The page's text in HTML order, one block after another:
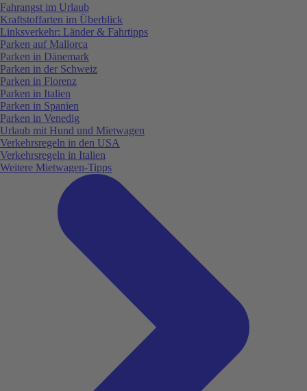
Fahrangst im Urlaub
Kraftstoffarten im Überblick
Linksverkehr: Länder & Fahrtipps
Parken auf Mallorca
Parken in Dänemark
Parken in der Schweiz
Parken in Florenz
Parken in Italien
Parken in Spanien
Parken in Venedig
Urlaub mit Hund und Mietwagen
Verkehrsregeln in den USA
Verkehrsregeln in Italien
Weitere Mietwagen-Tipps